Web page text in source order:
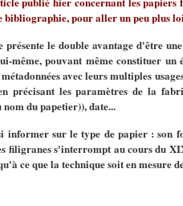
bibliographie, pour aller un peu plus
présente le double avantage d'être
même, pouvant même constituer
avec leurs multiples
précisant les paramètres de la
du papetier)), date...
informer sur le type de papier : son
filigranes s'interrompt au cours du
ce que la technique soit en mesure